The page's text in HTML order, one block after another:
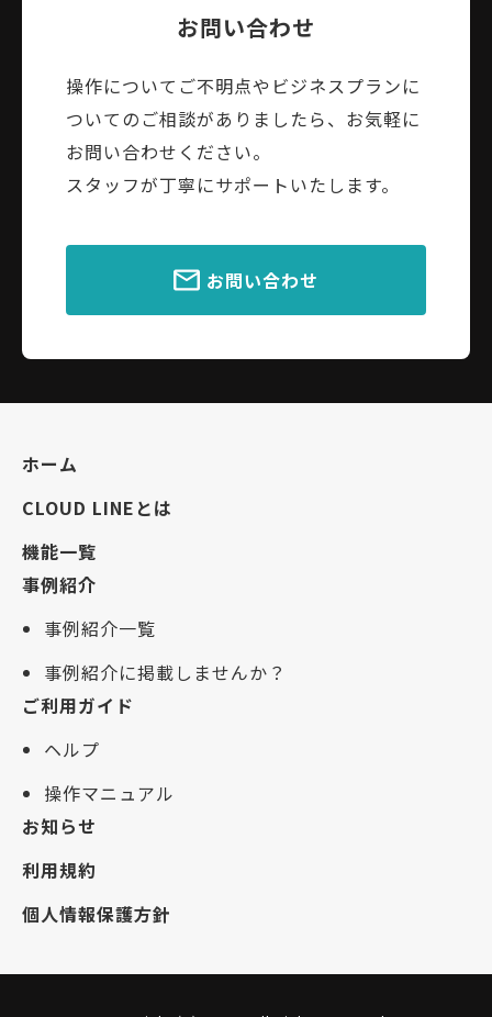
お問い合わせ
操作についてご不明点やビジネスプランに
ついてのご相談がありましたら、お気軽に
お問い合わせください。
スタッフが丁寧にサポートいたします。
お問い合わせ
ホーム
CLOUD LINEとは
機能一覧
事例紹介
事例紹介一覧
事例紹介に掲載しませんか？
ご利用ガイド
ヘルプ
操作マニュアル
お知らせ
利用規約
個人情報保護方針